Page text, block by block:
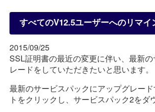
すべてのV12.5ユーザーへのリマ
2015/09/25
SSL証明書の最近の変更に伴い、最新
レードをしていただきたいと思います。
最新のサービスパックにアップグレー
トをクリックし、サービスパック2をダ